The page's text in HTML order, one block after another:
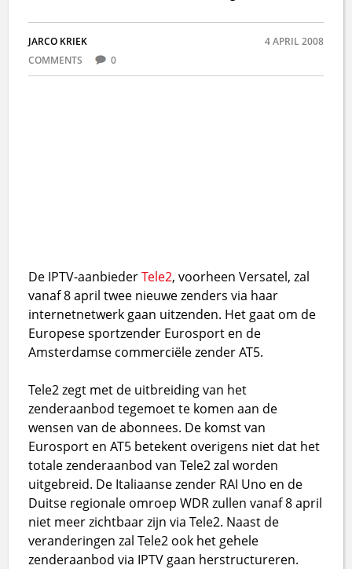
JARCO KRIEK
4 APRIL 2008
COMMENTS
0
De IPTV-aanbiederTele2, voorheen Versatel, zal
vanaf 8 april twee nieuwe zenders via haar
internetnetwerk gaan uitzenden. Het gaat om de
Europese sportzender Eurosport en de
Amsterdamse commerciële zender AT5.
Tele2 zegt met de uitbreiding van het
zenderaanbod tegemoet te komen aan de
wensen van de abonnees. De komst van
Eurosport en AT5 betekent overigens niet dat het
totale zenderaanbod van Tele2 zal worden
uitgebreid. De Italiaanse zender RAI Uno en de
Duitse regionale omroep WDR zullen vanaf 8 april
niet meer zichtbaar zijn via Tele2. Naast de
veranderingen zal Tele2 ook het gehele
zenderaanbod via IPTV gaan herstructureren.